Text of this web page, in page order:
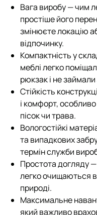
Вага виробу — чим
простіше його
змінюєте локацію
відпочинку.
Компактність у
меблі легко
рюкзак і не
Стійкість
і комфорт,
пісок чи трава.
Вологостійкі
та випадкових
термін служби
Простота догляду
легко очищаються
природі.
Максимальне
який важливо